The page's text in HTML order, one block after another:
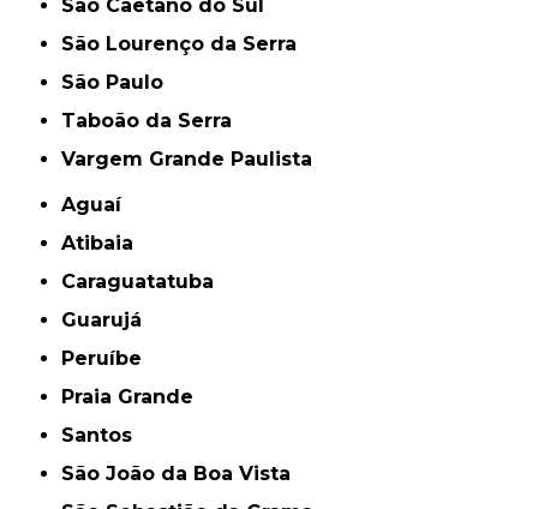
São Caetano do Sul
São Lourenço da Serra
São Paulo
Taboão da Serra
Vargem Grande Paulista
Aguaí
Atibaia
Caraguatatuba
Guarujá
Peruíbe
Praia Grande
Santos
São João da Boa Vista